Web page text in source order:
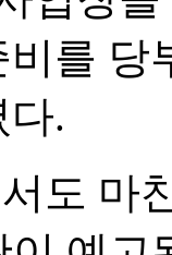
를 당
다.
도 마